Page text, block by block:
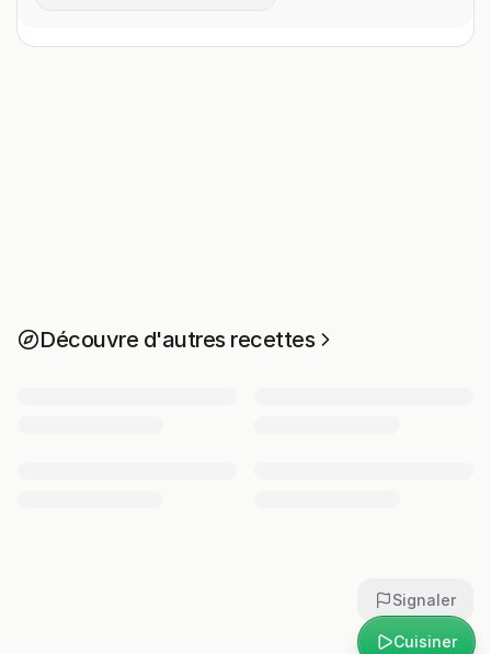
Cuisiner
Découvre d'autres recettes
Signaler